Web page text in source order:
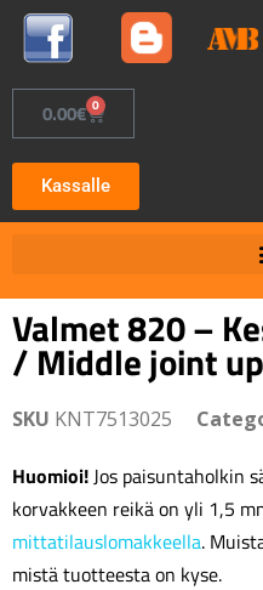
0.00€ 0
Kassalle
Valmet 820 –
/ Middle joint
SKU KNT7513025
Huomioi!Jos paisuntaholkin
korvakkeen reikä on yli 1,5
mittatilauslomakkeella.
mistä tuotteesta on kyse.